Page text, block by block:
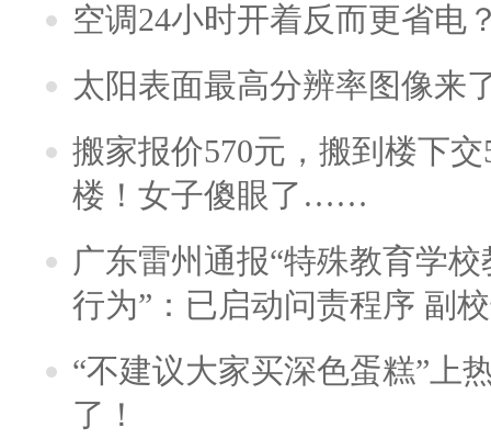
空调24小时开着反而更省电
太阳表面最高分辨率图像来
搬家报价570元，搬到楼下
楼！女子傻眼了……
广东雷州通报“特殊教育学
行为”：已启动问责程序 副
“不建议大家买深色蛋糕”上
了！